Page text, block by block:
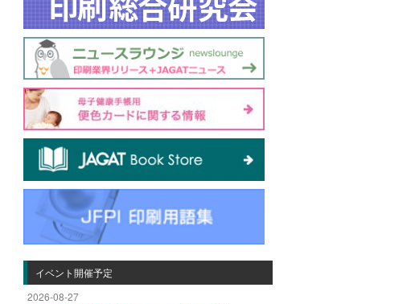
イベント開催予定
2026-08-27